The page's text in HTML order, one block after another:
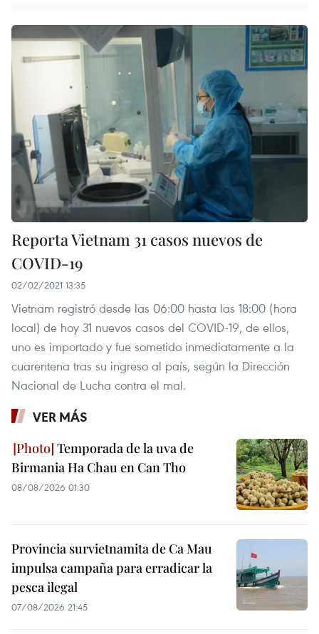
Reporta Vietnam 31 casos nuevos de
COVID-19
02/02/2021 13:35
Vietnam registró desde las 06:00 hasta las 18:00 (hora
local) de hoy 31 nuevos casos del COVID-19, de ellos,
uno es importado y fue sometido inmediatamente a la
cuarentena tras su ingreso al país, según la Dirección
Nacional de Lucha contra el mal.
VER MÁS
Temporada de la uva de
Birmania Ha Chau en Can Tho
08/08/2026 01:30
Provincia survietnamita de Ca Mau
impulsa campaña para erradicar la
pesca ilegal
07/08/2026 21:45